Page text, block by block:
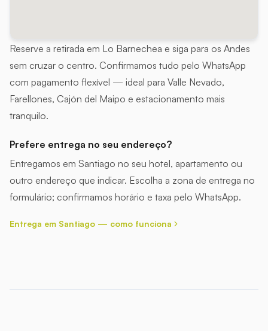
Reserve a retirada em Lo Barnechea e siga para os Andes
sem cruzar o centro. Confirmamos tudo pelo WhatsApp
com pagamento flexível — ideal para Valle Nevado,
Farellones, Cajón del Maipo e estacionamento mais
tranquilo.
Prefere entrega no seu endereço?
Entregamos em Santiago no seu hotel, apartamento ou
outro endereço que indicar. Escolha a zona de entrega no
formulário; confirmamos horário e taxa pelo WhatsApp.
Entrega em Santiago — como funciona